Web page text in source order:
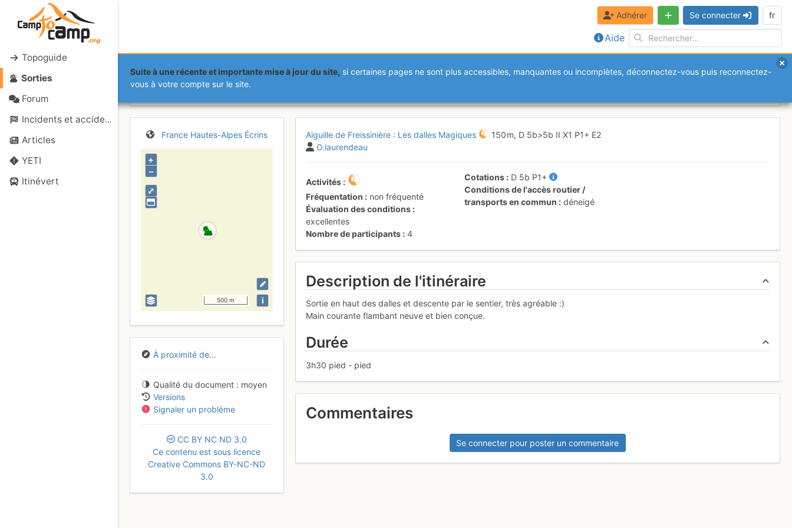
Topoguide
Sorties
Forum
Incidents et accidents
Articles
YETI
Itinévert
Aide
Adhérer Se connecter fr
Suite à une récente et importante mise à jour du site, si certaines pages ne sont plus accessibles, manquantes ou incomplètes, déconnectez-vous puis reconnectez-
vous à votre compte sur le site.
Aiguille de Freissinière : Les dalles Magiques
France Hautes-Alpes Écrins
⤢
+
–
500 m i
À proximité de...
Qualité du document
moyen
Versions
Signaler un problème
CC BY NC ND 3.0
Ce contenu est sous licence
Creative Commons BY-NC-ND
3.0
Aiguille de Freissinière : Les dalles Magiques 150 m, D 5b>5b IIX1 P1+ E2
O.laurendeau
Activités
Fréquentation
non fréquenté
Évaluation des conditions
excellentes
Nombre de participants
4
Cotations D 5b P1+
Conditions de l'accès routier /
transports en commun
déneigé
Description de l'itinéraire
Sortie en haut des dalles et descente par le sentier, très agréable :)
Main courante flambant neuve et bien conçue.
Durée
3h30 pied - pied
Commentaires
Se connecter pour poster un commentaire